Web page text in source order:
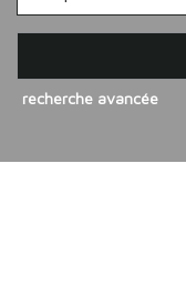
recherche avancée